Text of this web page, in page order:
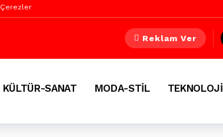
Çerezler
Reklam Ver
KÜLTÜR-SANAT MODA-STİL TEKNOLOJİ